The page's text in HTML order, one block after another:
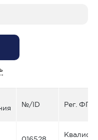
№/ID Рег. ФПС